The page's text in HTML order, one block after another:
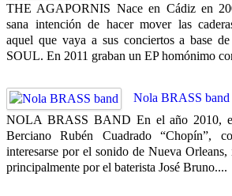
THE AGAPORNIS Nace en Cádiz en
sana intención de hacer mover las
aquel que vaya a sus conciertos a base
SOUL. En 2011 graban un EP homónimo
Nola BRASS band
NOLA BRASS BAND En el año 2010,
Berciano Rubén Cuadrado “Chopín”,
interesarse por el sonido de Nueva Orleans,
principalmente por el baterista José Bruno....